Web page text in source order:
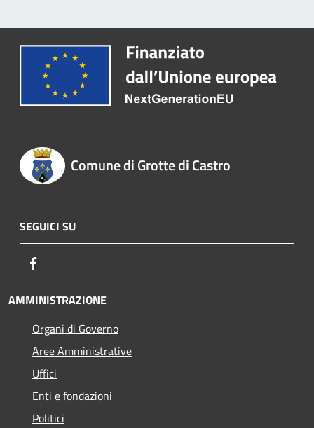
Comune di Grotte di Castro
SEGUICI SU
AMMINISTRAZIONE
Organi di Governo
Aree Amministrative
Uffici
Enti e fondazioni
Politici